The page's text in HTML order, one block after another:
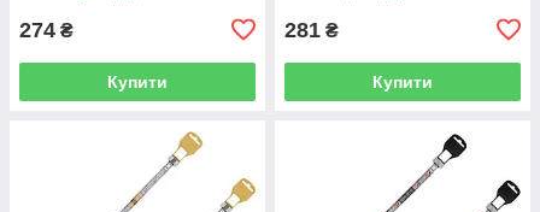
274 ₴
Купити
281 ₴
Купити